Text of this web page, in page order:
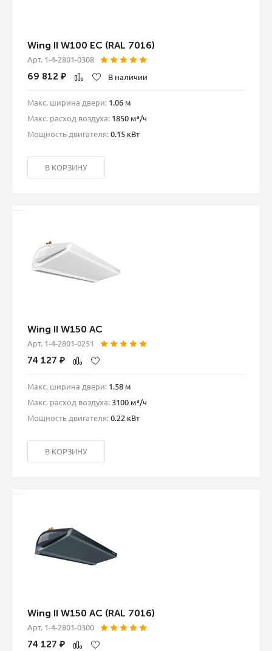
Wing II W100 EC (RAL 7016)
Арт. 1-4-2801-0308
69 812 ₽ В наличии
Макс. ширина двери: 1.06 м
Макс. расход воздуха: 1850 м³/ч
Мощность двигателя:0.15 кВт
В КОРЗИНУ
Wing II W150 AC
Арт. 1-4-2801-0251
74 127 ₽
Макс. ширина двери: 1.58 м
Макс. расход воздуха: 3100 м³/ч
Мощность двигателя:0.22 кВт
В КОРЗИНУ
Wing II W150 AC (RAL 7016)
Арт. 1-4-2801-0300
74 127 ₽